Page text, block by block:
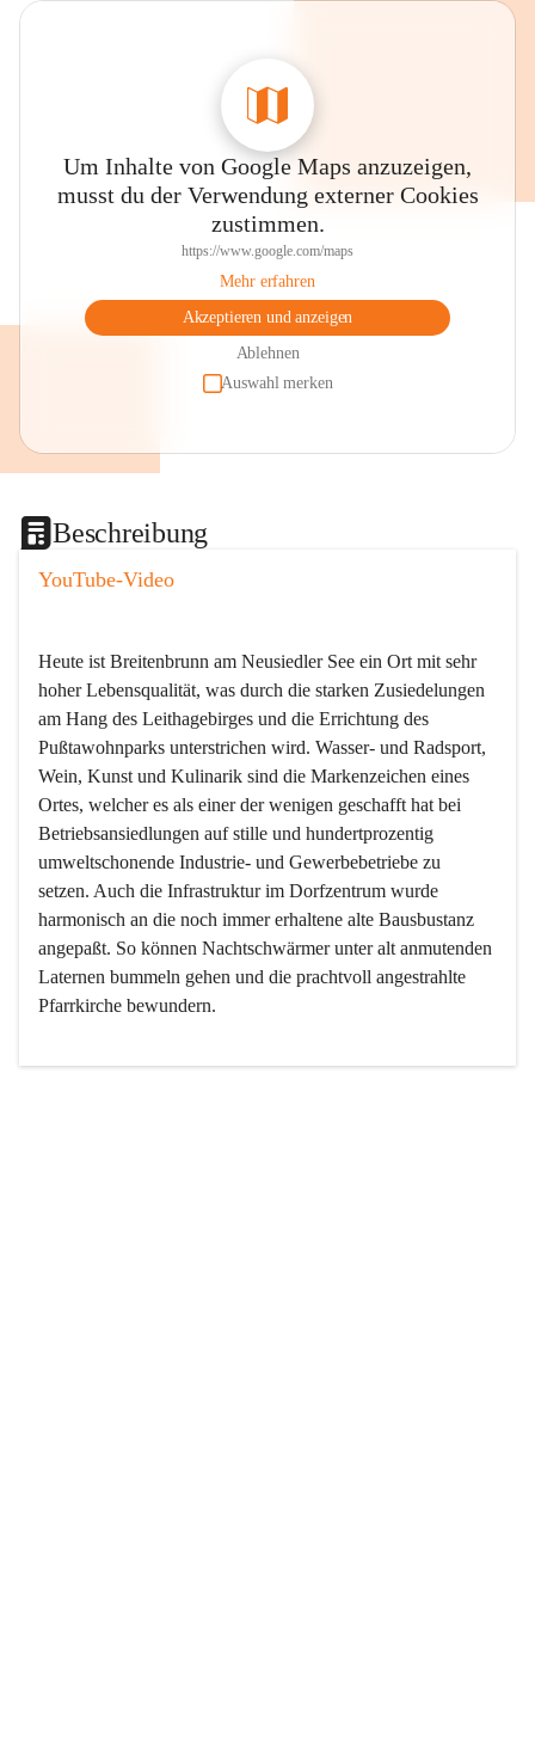
Um Inhalte von Google Maps anzuzeigen,
musst du der Verwendung externer Cookies
zustimmen.
https://www.google.com/maps
Mehr erfahren
Akzeptieren und anzeigen
Ablehnen
Auswahl merken
Beschreibung
YouTube-Video
Heute ist Breitenbrunn am Neusiedler See ein Ort mit sehr
hoher Lebensqualität, was durch die starken Zusiedelungen
am Hang des Leithagebirges und die Errichtung des
Pußtawohnparks unterstrichen wird. Wasser- und Radsport,
Wein, Kunst und Kulinarik sind die Markenzeichen eines
Ortes, welcher es als einer der wenigen geschafft hat bei
Betriebsansiedlungen auf stille und hundertprozentig
umweltschonende Industrie- und Gewerbebetriebe zu
setzen. Auch die Infrastruktur im Dorfzentrum wurde
harmonisch an die noch immer erhaltene alte Bausbustanz
angepaßt. So können Nachtschwärmer unter alt anmutenden
Laternen bummeln gehen und die prachtvoll angestrahlte
Pfarrkirche bewundern.
Der Weinbau dominert heute nicht mehr, ist aber integrativer